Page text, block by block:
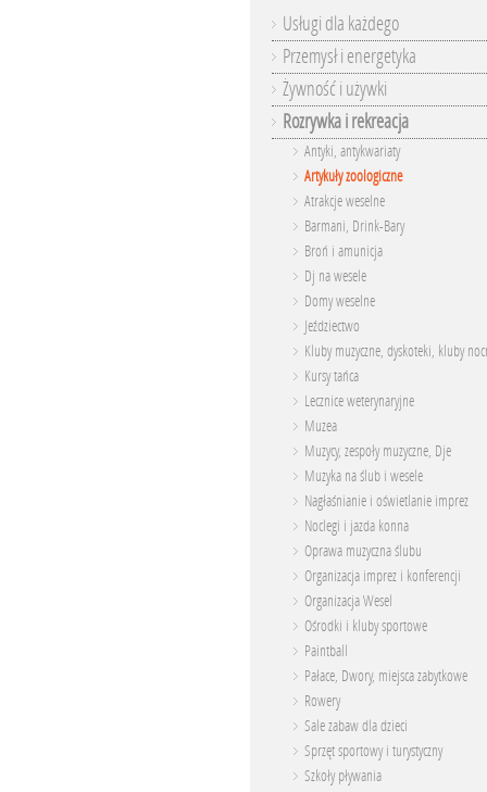
Usługi dla każdego
Przemysł i energetyka
Żywność i używki
Rozrywka i rekreacja
Antyki, antykwariaty
Artykuły zoologiczne
Atrakcje weselne
Barmani, Drink-Bary
Broń i amunicja
Dj na wesele
Domy weselne
Jeździectwo
Kluby muzyczne, dyskoteki, kluby
Kursy tańca
Lecznice weterynaryjne
Muzea
Muzycy, zespoły muzyczne, Dje
Muzyka na ślub i wesele
Nagłaśnianie i oświetlanie imprez
Noclegi i jazda konna
Oprawa muzyczna ślubu
Organizacja imprez i konferencji
Organizacja Wesel
Ośrodki i kluby sportowe
Paintball
Pałace, Dwory, miejsca zabytkowe
Rowery
Sale zabaw dla dzieci
Sprzęt sportowy i turystyczny
Szkoły pływania